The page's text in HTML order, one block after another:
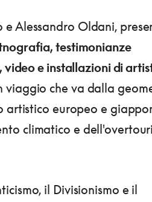
e Alessandro Oldani,
testimonianze
e installazioni di
viaggio che va dalla
europeo e
climatico e
il Divisionismo e il